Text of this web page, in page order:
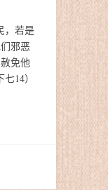
，若是
邪恶
免他
14）